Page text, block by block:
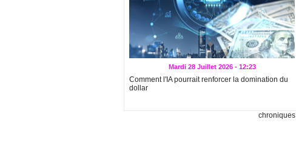
Mardi 28 Juillet 2026 - 12:23
Comment l'IA pourrait renforcer la domination du
dollar
chroniques